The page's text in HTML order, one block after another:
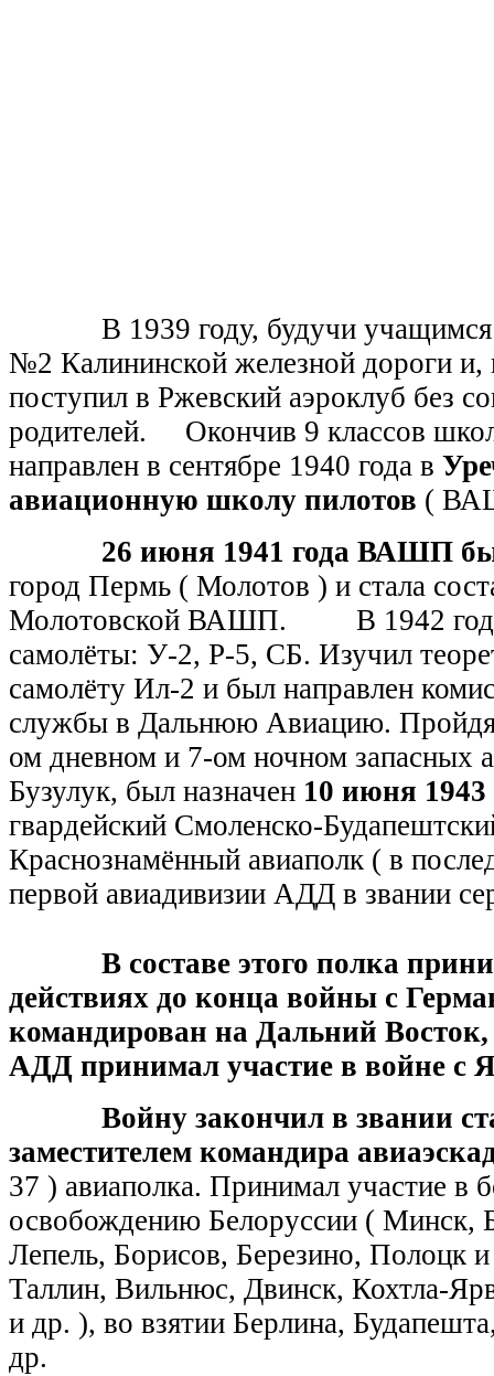
В 1939 году, будучи учащимся 8
№2 Калининской железной дороги и,
поступил в Ржевский аэроклуб без
родителей. Окончив 9 классов
направлен в сентябре 1940 года в
авиационную школу пилотов (
26 июня 1941 года ВАШП
город Пермь ( Молотов ) и стала
Молотовской ВАШП. В 1942
самолёты: У-2, Р-5, СБ. Изучил
самолёту Ил-2 и был направлен
службы в Дальнюю Авиацию. Пройдя
ом дневном и 7-ом ночном запасных
Бузулук, был назначен 10 июня 1943
гвардейский Смоленско-
Краснознамённый авиаполк ( в
первой авиадивизии АДД в звании
В составе этого полка
действиях до конца войны с
командирован на Дальний
АДД принимал участие в войне с
Войну закончил в звании
заместителем командира
37 ) авиаполка. Принимал участие в
освобождению Белоруссии ( Минск,
Лепель, Борисов, Березино, Полоцк
Таллин, Вильнюс, Двинск, Кохтла-
и др. ), во взятии Берлина,
др.